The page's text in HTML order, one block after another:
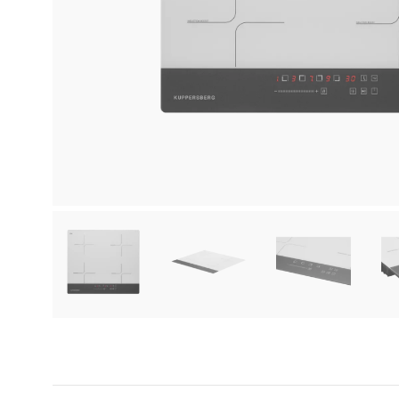
ძიების